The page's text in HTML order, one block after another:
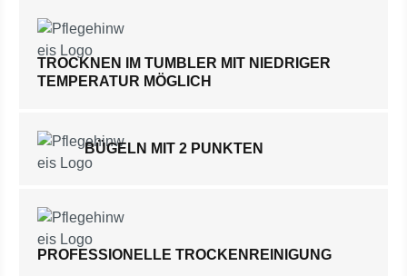
TROCKNEN IM TUMBLER MIT NIEDRIGER
TEMPERATUR MÖGLICH
BÜGELN MIT 2 PUNKTEN
PROFESSIONELLE TROCKENREINIGUNG